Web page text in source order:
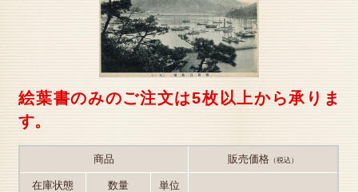
絵葉書のみのご注文は5枚以上から承りま
す。
商品 販売価格 （税込）
在庫状態 数量 単位